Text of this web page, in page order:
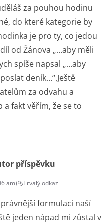
za pouhou hodinu
do které kategorie by
je pro ty, co jedou
od Žánova „…aby měli
spíše napsal „…aby
deník…“.Ještě
za odvahu a
fakt věřím, že se to
příspěvku
am) Trvalý odkaz
formulaci naší
jeden nápad mi zůstal v